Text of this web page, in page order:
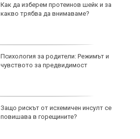
Как да изберем протеинов шейк и за
какво трябва да внимаваме?
Психология за родители: Режимът и
чувството за предвидимост
Защо рискът от исхемичен инсулт се
повишава в горещините?